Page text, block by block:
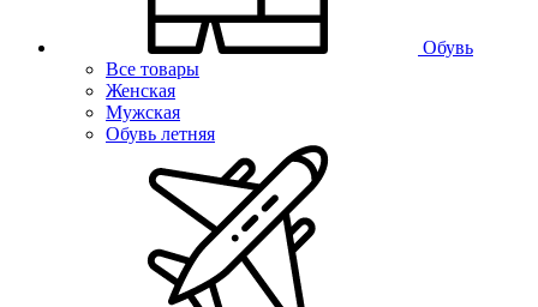
Обувь
Все товары
Женская
Мужская
Обувь летняя